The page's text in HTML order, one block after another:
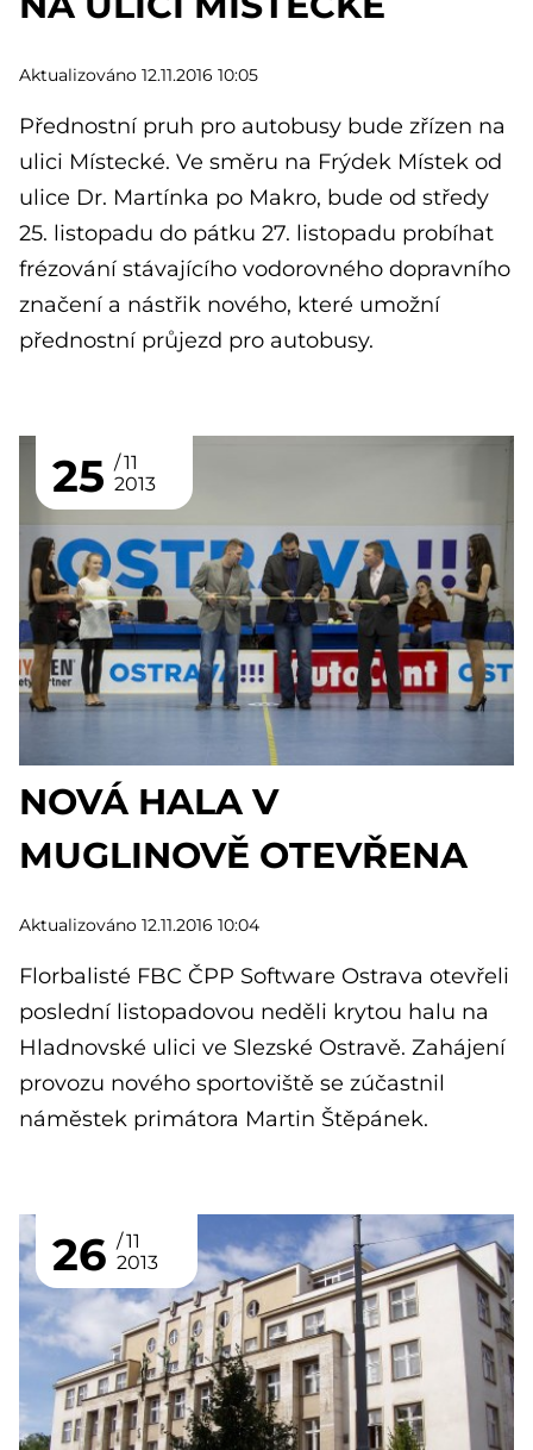
Aktualizováno 12.11.2016 10:05
Přednostní pruh pro autobusy bude zřízen na
ulici Místecké. Ve směru na Frýdek Místek od
ulice Dr. Martínka po Makro, bude od středy
25. listopadu do pátku 27. listopadu probíhat
frézování stávajícího vodorovného dopravního
značení a nástřik nového, které umožní
přednostní průjezd pro autobusy.
25
11
2013
NOVÁ HALA V
MUGLINOVĚ OTEVŘENA
Aktualizováno 12.11.2016 10:04
Florbalisté FBC ČPP Software Ostrava otevřeli
poslední listopadovou neděli krytou halu na
Hladnovské ulici ve Slezské Ostravě. Zahájení
provozu nového sportoviště se zúčastnil
náměstek primátora Martin Štěpánek.
26
11
2013